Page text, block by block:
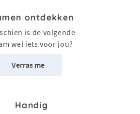
ontdekken
is de volgende
wel iets voor jou?
Verras me
Handig